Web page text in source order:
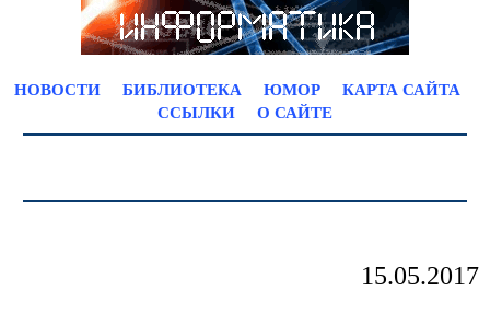
НОВОСТИ БИБЛИОТЕКА ЮМОР
КАРТА САЙТА
ССЫЛКИ
О САЙТЕ
15.05.2017